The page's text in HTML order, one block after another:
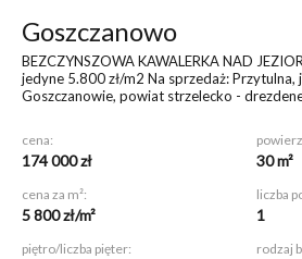
Goszczanowo
BEZCZYNSZOWA KAWALERKA NAD
jedyne 5.800 zł/m2 Na sprzedaż: Przytulna,
Goszczanowie, powiat strzelecko -
cena:
174 000 zł 30 m²
cena za m²:
5 800 zł/m²
liczba
1
piętro/liczba pięter: rodzaj